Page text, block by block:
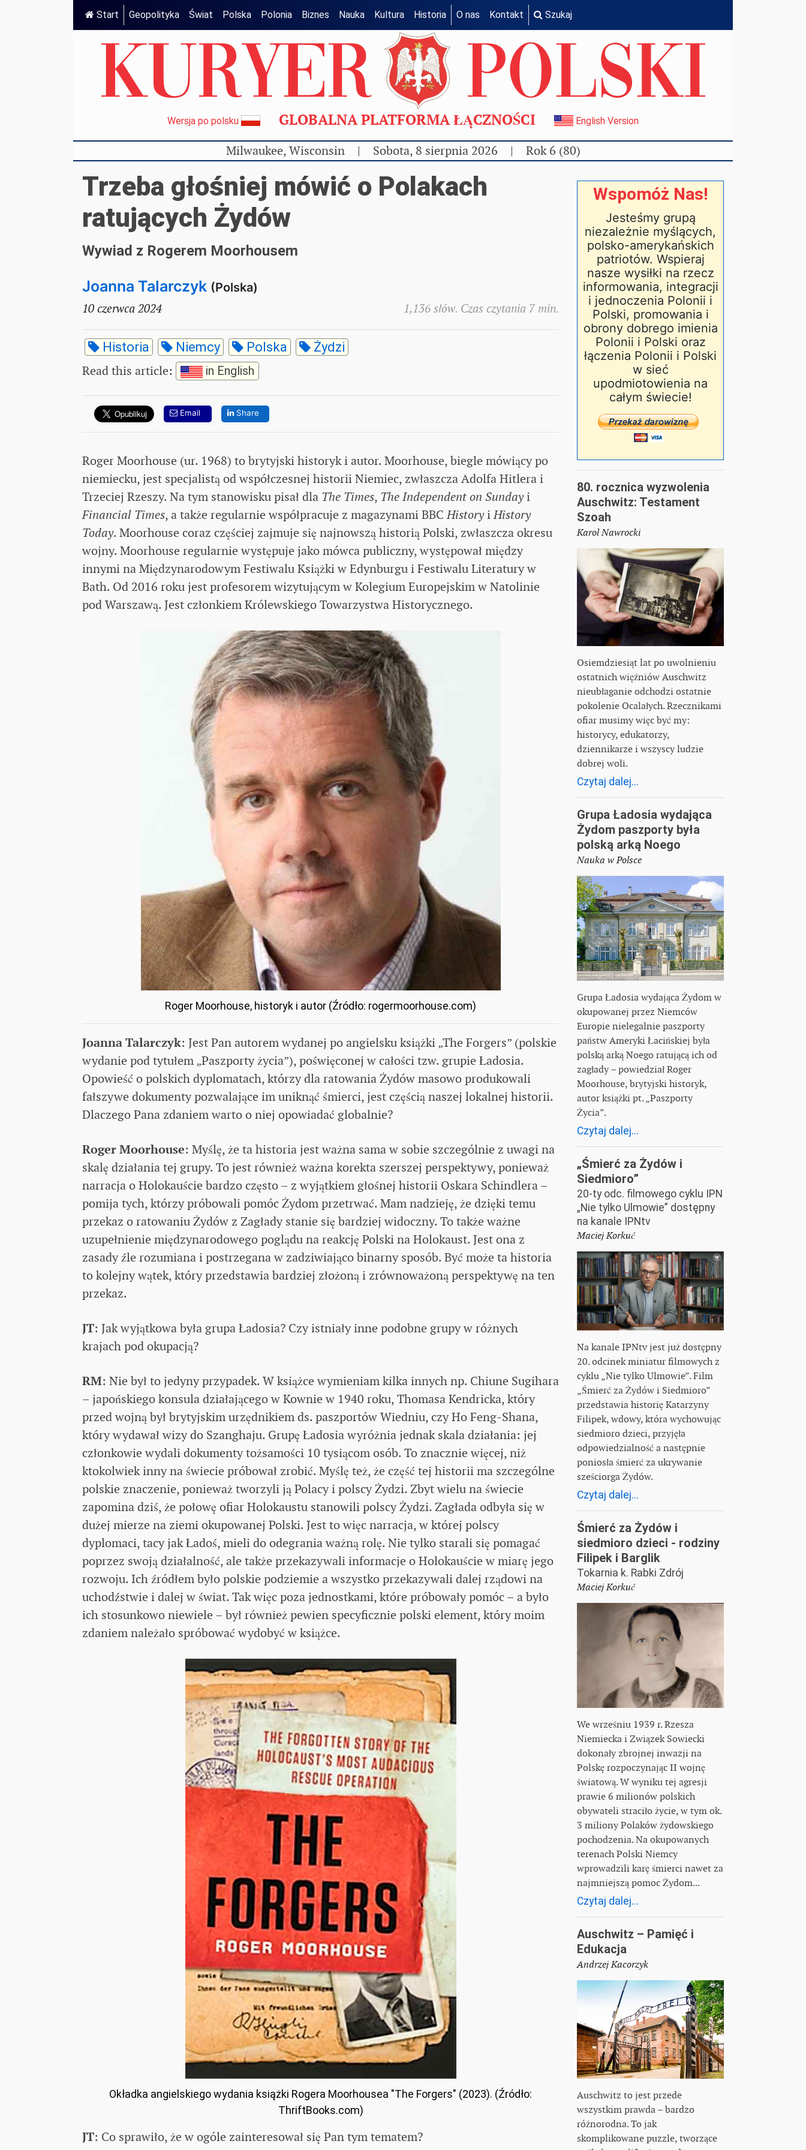
Start Geopolityka Świat Polska Polonia Biznes Nauka Kultura Historia O nas Kontakt Szukaj
Wersja po polsku GLOBALNA PLATFORMA ŁĄCZNOŚCI English Version
Milwaukee, Wisconsin | Sobota, 8 sierpnia 2026 | Rok 6 (80)
Trzeba głośniej mówić o Polakach
ratujących Żydów
Wywiad z Rogerem Moorhousem
Joanna Talarczyk (Polska)
10 czerwca 2024
1,136 słów. Czas czytania 7 min.
Historia Niemcy Polska Żydzi
Read this article: in English
Email Share
Roger Moorhouse (ur. 1968) to brytyjski historyk i autor. Moorhouse, biegle mówiący po
niemiecku, jest specjalistą od współczesnej historii Niemiec, zwłaszcza Adolfa Hitlera i
Trzeciej Rzeszy. Na tym stanowisku pisał dla The Times, The Independent on Sundayi
Financial Times, a także regularnie współpracuje z magazynami BBCHistoryiHistory
Today. Moorhouse coraz częściej zajmuje się najnowszą historią Polski, zwłaszcza okresu
wojny. Moorhouse regularnie występuje jako mówca publiczny, występował między
innymi na Międzynarodowym Festiwalu Książki w Edynburgu i Festiwalu Literatury w
Bath. Od 2016 roku jest profesorem wizytującym w Kolegium Europejskim w Natolinie
pod Warszawą. Jest członkiem Królewskiego Towarzystwa Historycznego.
Roger Moorhouse, historyk i autor (Źródło: rogermoorhouse.com)
Joanna Talarczyk: Jest Pan autorem wydanej po angielsku książki „The Forgers” (polskie
wydanie pod tytułem „Paszporty życia”), poświęconej w całości tzw. grupie Ładosia.
Opowieść o polskich dyplomatach, którzy dla ratowania Żydów masowo produkowali
fałszywe dokumenty pozwalające im uniknąć śmierci, jest częścią naszej lokalnej historii.
Dlaczego Pana zdaniem warto o niej opowiadać globalnie?
Roger Moorhouse: Myślę, że ta historia jest ważna sama w sobie szczególnie z uwagi na
skalę działania tej grupy. To jest również ważna korekta szerszej perspektywy, ponieważ
narracja o Holokauście bardzo często – z wyjątkiem głośnej historii Oskara Schindlera –
pomija tych, którzy próbowali pomóc Żydom przetrwać. Mam nadzieję, że dzięki temu
przekaz o ratowaniu Żydów z Zagłady stanie się bardziej widoczny. To także ważne
uzupełnienie międzynarodowego poglądu na reakcję Polski na Holokaust. Jest ona z
zasady źle rozumiana i postrzegana w zadziwiająco binarny sposób. Być może ta historia
to kolejny wątek, który przedstawia bardziej złożoną i zrównoważoną perspektywę na ten
przekaz.
JT: Jak wyjątkowa była grupa Ładosia? Czy istniały inne podobne grupy w różnych
krajach pod okupacją?
RM: Nie był to jedyny przypadek. W książce wymieniam kilka innych np. Chiune Sugihara
– japońskiego konsula działającego w Kownie w 1940 roku, Thomasa Kendricka, który
przed wojną był brytyjskim urzędnikiem ds. paszportów Wiedniu, czy Ho Feng-Shana,
który wydawał wizy do Szanghaju. Grupę Ładosia wyróżnia jednak skala działania: jej
członkowie wydali dokumenty tożsamości 10 tysiącom osób. To znacznie więcej, niż
ktokolwiek inny na świecie próbował zrobić. Myślę też, że część tej historii ma szczególne
polskie znaczenie, ponieważ tworzyli ją Polacy i polscy Żydzi. Zbyt wielu na świecie
zapomina dziś, że połowę ofiar Holokaustu stanowili polscy Żydzi. Zagłada odbyła się w
dużej mierze na ziemi okupowanej Polski. Jest to więc narracja, w której polscy
dyplomaci, tacy jak Ładoś, mieli do odegrania ważną rolę. Nie tylko starali się pomagać
poprzez swoją działalność, ale także przekazywali informacje o Holokauście w miarę jego
rozwoju. Ich źródłem było polskie podziemie a wszystko przekazywali dalej rządowi na
uchodźstwie i dalej w świat. Tak więc poza jednostkami, które próbowały pomóc – a było
ich stosunkowo niewiele – był również pewien specyficznie polski element, który moim
zdaniem należało spróbować wydobyć w książce.
Okładka angielskiego wydania książki Rogera Moorhousea "The Forgers" (2023). (Źródło:
ThriftBooks.com)
JT: Co sprawiło, że w ogóle zainteresował się Pan tym tematem?
Wspomóż Nas!
Jesteśmy grupą
niezależnie myślących,
polsko-amerykańskich
patriotów. Wspieraj
nasze wysiłki na rzecz
informowania, integracji
i jednoczenia Polonii i
Polski, promowania i
obrony dobrego imienia
Polonii i Polski oraz
łączenia Polonii i Polski
w sieć
upodmiotowienia na
całym świecie!
80. rocznica wyzwolenia
Auschwitz: Testament
Szoah
Karol Nawrocki
Osiemdziesiąt lat po uwolnieniu
ostatnich więźniów Auschwitz
nieubłaganie odchodzi ostatnie
pokolenie Ocalałych. Rzecznikami
ofiar musimy więc być my:
historycy, edukatorzy,
dziennikarze i wszyscy ludzie
dobrej woli.
Czytaj dalej...
Grupa Ładosia wydająca
Żydom paszporty była
polską arką Noego
Nauka w Polsce
Grupa Ładosia wydająca Żydom w
okupowanej przez Niemców
Europie nielegalnie paszporty
państw Ameryki Łacińskiej była
polską arką Noego ratującą ich od
zagłady – powiedział Roger
Moorhouse, brytyjski historyk,
autor książki pt. „Paszporty
Życia”.
Czytaj dalej...
„Śmierć za Żydów i
Siedmioro”
20-ty odc. filmowego cyklu IPN
„Nie tylko Ulmowie” dostępny
na kanale IPNtv
Maciej Korkuć
Na kanale IPNtv jest już dostępny
20. odcinek miniatur filmowych z
cyklu „Nie tylko Ulmowie”. Film
„Śmierć za Żydów i Siedmioro”
przedstawia historię Katarzyny
Filipek, wdowy, która wychowując
siedmioro dzieci, przyjęła
odpowiedzialność a następnie
poniosła śmierć za ukrywanie
sześciorga Żydów.
Czytaj dalej...
Śmierć za Żydów i
siedmioro dzieci - rodziny
Filipek i Barglik
Tokarnia k. Rabki Zdrój
Maciej Korkuć
We wrześniu 1939 r. Rzesza
Niemiecka i Związek Sowiecki
dokonały zbrojnej inwazji na
Polskę rozpoczynając II wojnę
światową. W wyniku tej agresji
prawie 6 milionów polskich
obywateli straciło życie, w tym ok.
3 miliony Polaków żydowskiego
pochodzenia. Na okupowanych
terenach Polski Niemcy
wprowadzili karę śmierci nawet za
najmniejszą pomoc Żydom...
Czytaj dalej...
Auschwitz – Pamięć i
Edukacja
Andrzej Kacorzyk
Auschwitz to jest przede
wszystkim prawda – bardzo
różnorodna. To jak
skomplikowane puzzle, tworzące